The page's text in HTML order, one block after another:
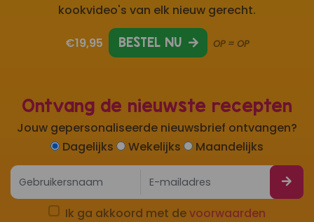
Ontvang de nieuwste recepten
Jouw gepersonaliseerde nieuwsbrief ontvangen?
Dagelijks
Wekelijks Maandelijks
Ik ga akkoord met devoorwaarden
kookvideo's van elk nieuw gerecht.
€19,95 BESTEL NU OP = OP